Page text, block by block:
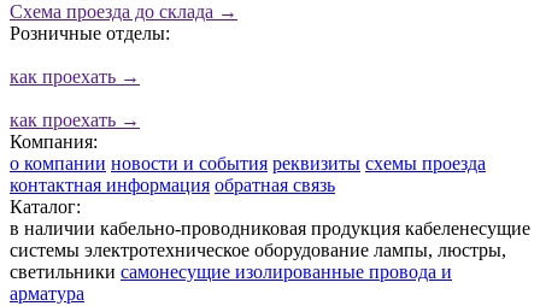
Схема проезда до склада →
Розничные отделы:
как проехать →
как проехать →
Компания:
о компании новости и события реквизиты схемы проезда
контактная информация обратная связь
Каталог:
в наличии кабельно-проводниковая продукция кабеленесущие
системы электротехническое оборудование лампы, люстры,
светильники cамонесущие изолированные провода и
арматура